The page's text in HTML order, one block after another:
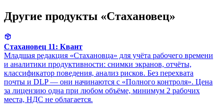
Другие продукты «Стахановец»
Стахановец 11: Квант
Младшая редакция «Стахановца» для учёта рабочего времени
и аналитики продуктивности: снимки экранов, отчёты,
классификатор поведения, анализ рисков. Без перехвата
почты и DLP — они начинаются с «Полного контроля». Цена
за лицензию одна при любом объёме, минимум 2 рабочих
места, НДС не облагается.